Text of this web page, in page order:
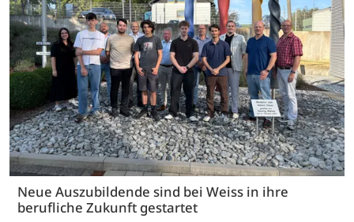
Neue Auszubildende sind bei Weiss in ihre
berufliche Zukunft gestartet